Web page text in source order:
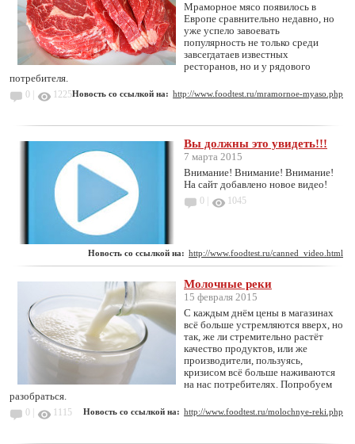
Мраморное мясо появилось в
Европе сравнительно недавно, но
уже успело завоевать
популярность не только среди
завсегдатаев известных
ресторанов, но и у рядового
потребителя.
0 |
1225Новость со ссылкой на: http://www.foodtest.ru/mramornoe-myaso.php
Вы должны это увидеть!!!
7 марта 2015
Внимание! Внимание! Внимание!
На сайт добавлено новое видео!
0 |
1045
Новость со ссылкой на: http://www.foodtest.ru/canned_video.html
Молочные реки
15 февраля 2015
С каждым днём цены в магазинах
всё больше устремляются вверх, но
так, же ли стремительно растёт
качество продуктов, или же
производители, пользуясь,
кризисом всё больше наживаются
на нас потребителях. Попробуем
разобраться.
0 |
1115 Новость со ссылкой на: http://www.foodtest.ru/molochnye-reki.php